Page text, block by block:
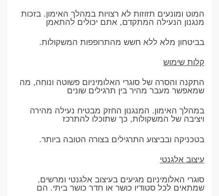
המוט ומונעים תזוזות לא רצויות במהלך האימון. בזכות
מנגנון הנעילה המתקדם, אתם יכולים להתאמן
בביטחון מלא ללא חשש מהתרופפות המשקולות.
קלות שימוש
התקנה והסרה של סוגרי האלומיניום פשוטה ונוחה, מה
שמאפשר מעבר מהיר בין תרגילים שונים
במהלך האימון. המנגנון החזק מבטיח נעילה מהירה
ויציבה של המשקולות, כך שתוכלו להתרכז
בטכניקה ובביצוע התרגילים בצורה הטובה ביותר.
עיצוב אלגנטי
סוגרי האלומיניום מגיעים בעיצוב אלגנטי ומרשים,
שמתאים לכל סטודיו כושר או חדר כושר ביתי. הם